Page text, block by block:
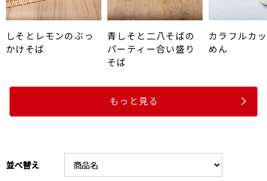
しそとレモンのぶっ
かけそば
青しそと二八そばの
パーティー合い盛り
そば
カラフルカ
めん
もっと見る
並べ替え